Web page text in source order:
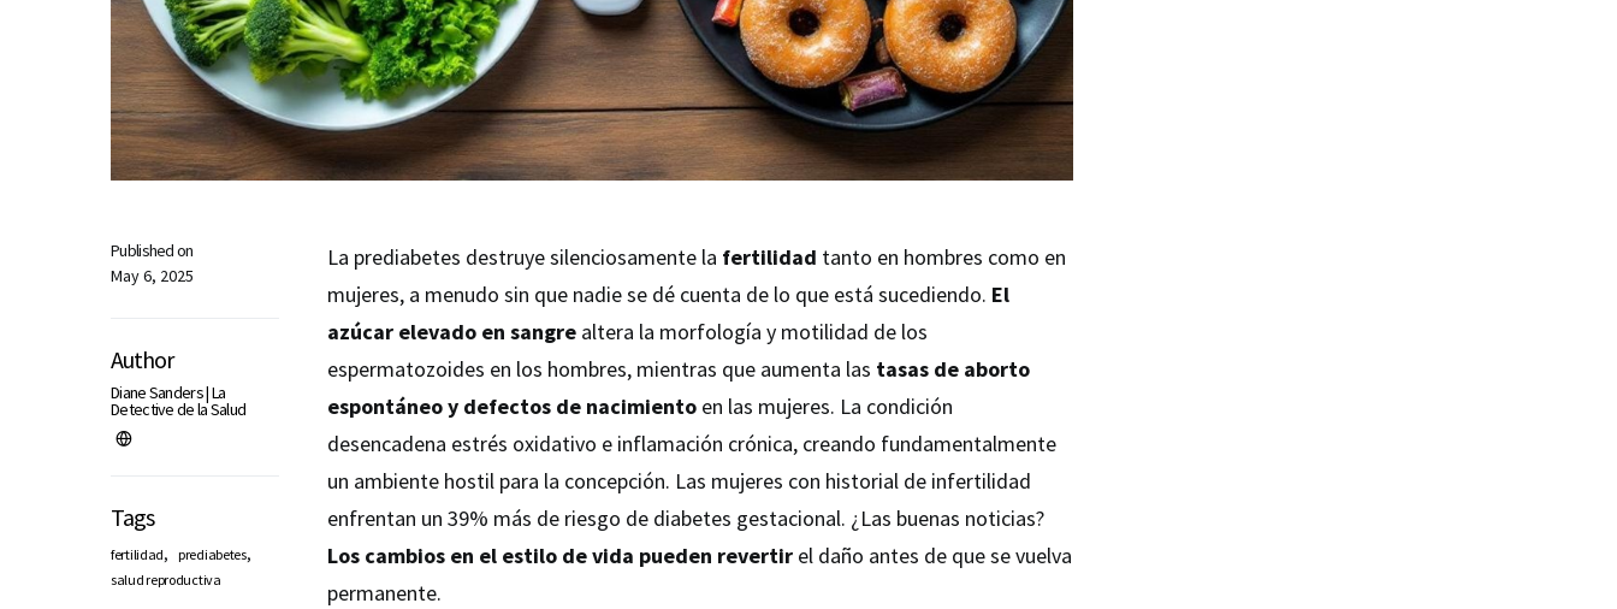
Published on
May 6, 2025
Author
Diane Sanders | La
Detective de la Salud
Tags
fertilidad, prediabetes,
salud reproductiva
La prediabetes destruye silenciosamente la fertilidad tanto en hombres como en
mujeres, a menudo sin que nadie se dé cuenta de lo que está sucediendo. El
azúcar elevado en sangre altera la morfología y motilidad de los
espermatozoides en los hombres, mientras que aumenta las tasas de aborto
espontáneo y defectos de nacimiento en las mujeres. La condición
desencadena estrés oxidativo e inflamación crónica, creando fundamentalmente
un ambiente hostil para la concepción. Las mujeres con historial de infertilidad
enfrentan un 39% más de riesgo de diabetes gestacional. ¿Las buenas noticias?
Los cambios en el estilo de vida pueden revertir el daño antes de que se vuelva
permanente.